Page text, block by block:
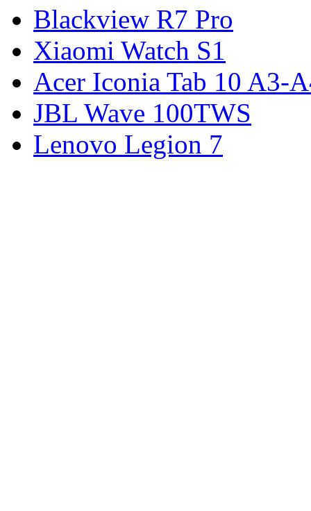
Blackview R7 Pro
Xiaomi Watch S1
Acer Iconia Tab 10 A3-
JBL Wave 100TWS
Lenovo Legion 7